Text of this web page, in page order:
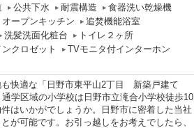
公共下水 耐震構造
食器洗い乾燥機
オープンキッチン
追焚機能浴室
洗髪洗面化粧台
トイレ２ヶ所
クロゼット
TVモニタ付インターホン
快適な「日野市東平山2丁目 新築戸建て
学区域の小学校は日野市立滝合小学校徒歩10
はいかがでしょうか。日野市に密着した当社
が可能です。お引っ越しをお考えでしたら、